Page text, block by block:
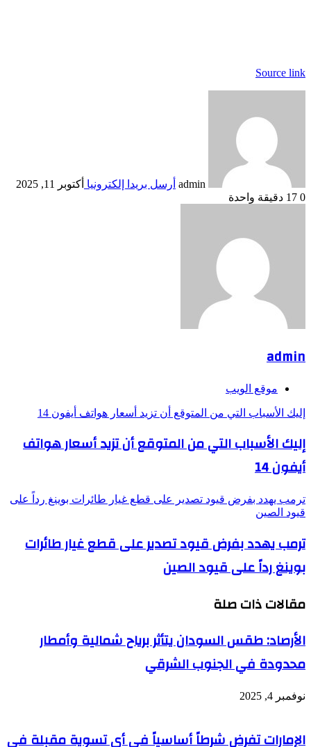
Source link
admin أرسل بريدا إلكترونيا أكتوبر 11, 2025
0
دقيقة واحدة
admin
موقع الويب
إليك الأسباب التي من المتوقع أن تزيد أسعار هواتف أيفون 14
إليك الأسباب التي من المتوقع أن تزيد أسعار هواتف
أيفون 14
ترمب يهدد بفرض قيود تصدير على قطع غيار طائرات بوينغ رداً على
قيود الصين
ترمب يهدد بفرض قيود تصدير على قطع غيار طائرات
بوينغ رداً على قيود الصين
مقالات ذات صلة
الأرصاد: طقس السودان يتأثر برياح شمالية وأمطار
محدودة في الجنوب الشرقي
نوفمبر 4, 2025
الإمارات تفرض شرطاً أساسياً في أي تسوية مقبلة في